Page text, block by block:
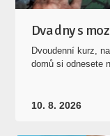
Dva dny s
Dvoudenní kurz,
domů si odnesete
10. 8. 2026